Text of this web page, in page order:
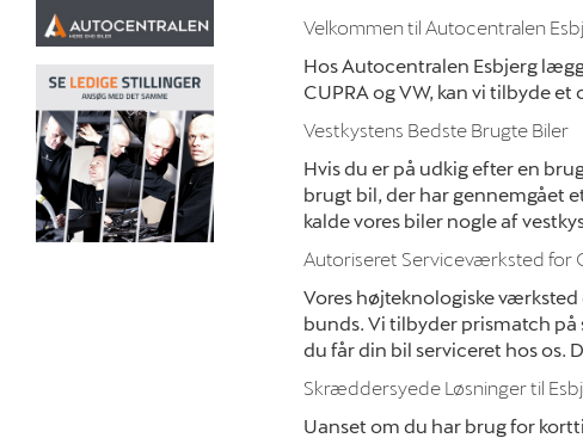
Velkommen til Autocentralen
Hos Autocentralen Esbjerg
CUPRA og VW, kan vi tilbyde
Vestkystens Bedste Brugte Biler
Hvis du er på udkig efter en
brugt bil, der har gennemgået
kalde vores biler nogle af
Autoriseret Serviceværksted for
Vores højteknologiske
bunds. Vi tilbyder prismatch på
du får din bil serviceret hos os.
Skræddersyede Løsninger til
Uanset om du har brug for